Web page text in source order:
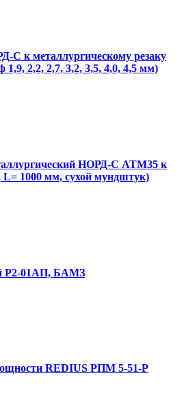
С к металлургическому резаку
2,2, 2,7, 3,2, 3,5, 4,0, 4,5 мм)
НОРД-С АТМ35 к
1000 мм, сухой мундштук)
Р2-01АП, БАМЗ
REDIUS РПМ 5-51-Р